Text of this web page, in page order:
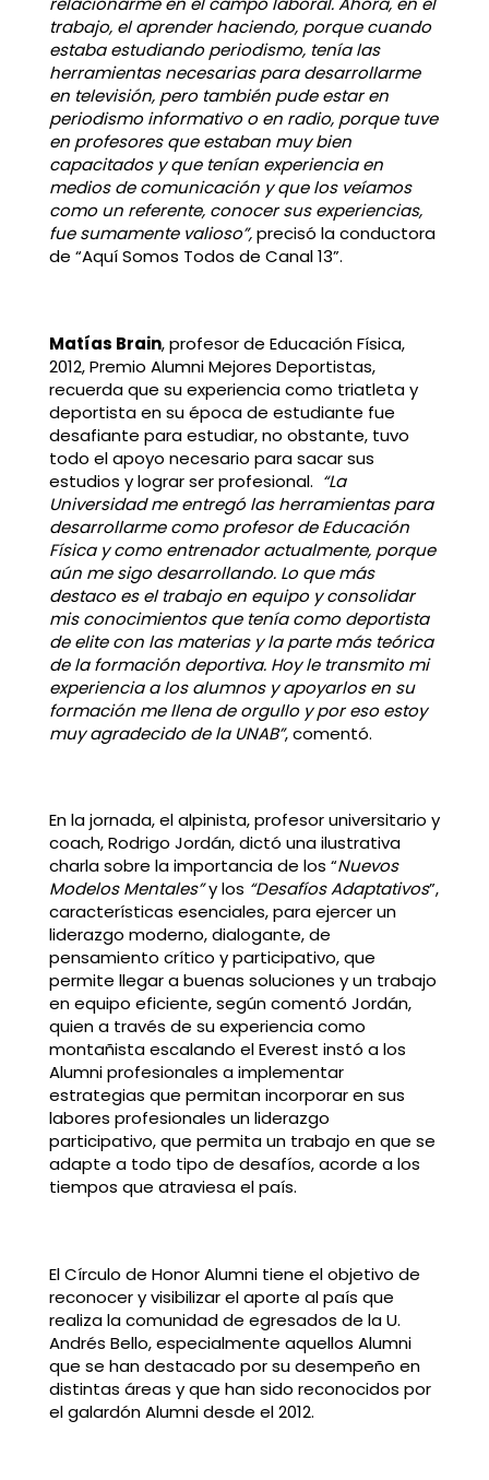
trabajo, el aprender haciendo, porque cuando
estaba estudiando periodismo, tenía las
herramientas necesarias para desarrollarme
en televisión, pero también pude estar en
periodismo informativo o en radio, porque tuve
en profesores que estaban muy bien
capacitados y que tenían experiencia en
medios de comunicación y que los veíamos
como un referente, conocer sus experiencias,
fue sumamente valioso”,precisó la conductora
de “Aquí Somos Todos de Canal 13”.
Matías Brain, profesor de Educación Física,
2012, Premio Alumni Mejores Deportistas,
recuerda que su experiencia como triatleta y
deportista en su época de estudiante fue
desafiante para estudiar, no obstante, tuvo
todo el apoyo necesario para sacar sus
estudios y lograr ser profesional. “La
Universidad me entregó las herramientas para
desarrollarme como profesor de Educación
Física y como entrenador actualmente, porque
aún me sigo desarrollando. Lo que más
destaco es el trabajo en equipo y consolidar
mis conocimientos que tenía como deportista
de elite con las materias y la parte más teórica
de la formación deportiva. Hoy le transmito mi
experiencia a los alumnos y apoyarlos en su
formación me llena de orgullo y por eso estoy
muy agradecido de la UNAB”, comentó.
En la jornada, el alpinista, profesor universitario y
coach, Rodrigo Jordán, dictó una ilustrativa
charla sobre la importancia de los “Nuevos
Modelos Mentales”y los “Desafíos Adaptativos”,
características esenciales, para ejercer un
liderazgo moderno, dialogante, de
pensamiento crítico y participativo, que
permite llegar a buenas soluciones y un trabajo
en equipo eficiente, según comentó Jordán,
quien a través de su experiencia como
montañista escalando el Everest instó a los
Alumni profesionales a implementar
estrategias que permitan incorporar en sus
labores profesionales un liderazgo
participativo, que permita un trabajo en que se
adapte a todo tipo de desafíos, acorde a los
tiempos que atraviesa el país.
El Círculo de Honor Alumni tiene el objetivo de
reconocer y visibilizar el aporte al país que
realiza la comunidad de egresados de la U.
Andrés Bello, especialmente aquellos Alumni
que se han destacado por su desempeño en
distintas áreas y que han sido reconocidos por
el galardón Alumni desde el 2012.